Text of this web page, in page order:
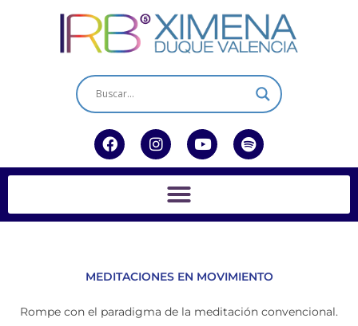
F
a
c
e
o
o
I
n
s
t
g
r
Y
o
u
t
b
e
S
p
o
t
f
y
MEDITACIONES EN MOVIMIENTO
Rompe con el paradigma de la meditación convencional.